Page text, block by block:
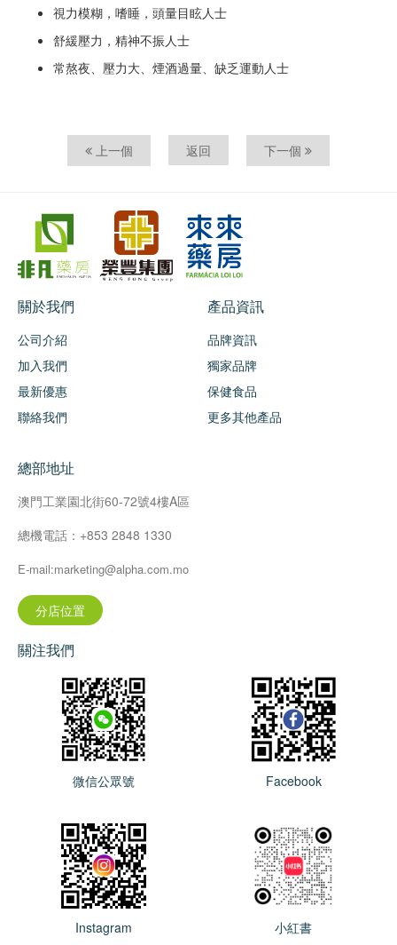
視力模糊，嗜睡，頭量目眩人士
舒緩壓力，精神不振人士
常熬夜、壓力大、煙酒過量、缺乏運動人士
上一個 返回 下一個
關於我們
公司介紹
加入我們
最新優惠
聯絡我們
產品資訊
品牌資訊
獨家品牌
保健食品
更多其他產品
總部地址
澳門工業園北街60-72號4樓A區
總機電話：+853 2848 1330
E-mail:marketing@alpha.com.mo
分店位置
關注我們
微信公眾號 Facebook
Instagram 小紅書